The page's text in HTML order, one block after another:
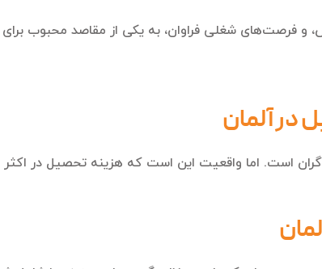
و فرصت‌های شغلی فراوان، به یکی از مقاصد محبوب
در آلمان
است. اما واقعیت این است که هزینه تحصیل در اکثر